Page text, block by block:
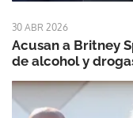
30 ABR 2026
Acusan a Britney
de alcohol y